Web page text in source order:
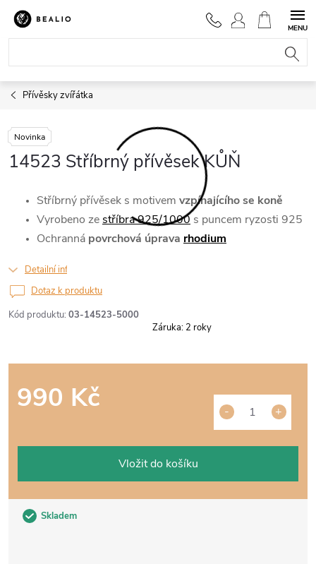
Přejít
obsah
NÁKUPNÍ
KOŠÍK
Přívěsky zvířátka
Novinka
14523 Stříbrný přívěsek KŮŇ
Kód produktu: 03-14523-5000
Stříbrný přívěsek s motivem vzpínajícího se koně
Vyrobeno zestříbra 925/1000 s puncem ryzosti 925
Ochranná povrchová úprava rhodium
Detailní informace
Skladem
990 Kč
Vložit do košíku
Dotaz k produktu
Záruka: 2 roky